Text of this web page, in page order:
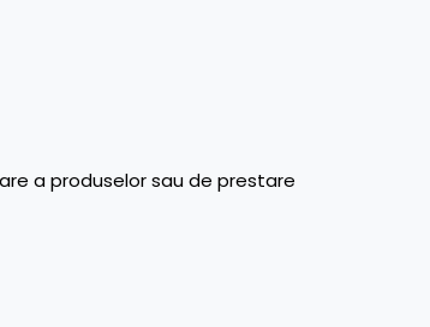
a produselor sau de prestare